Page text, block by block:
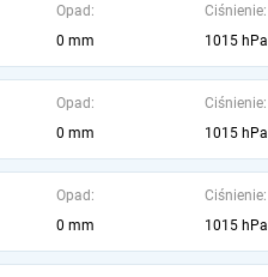
Opad:
0 mm
Ciśnienie:
1015 hPa
Opad:
0 mm
Ciśnienie:
1015 hPa
Opad:
0 mm
Ciśnienie:
1015 hPa